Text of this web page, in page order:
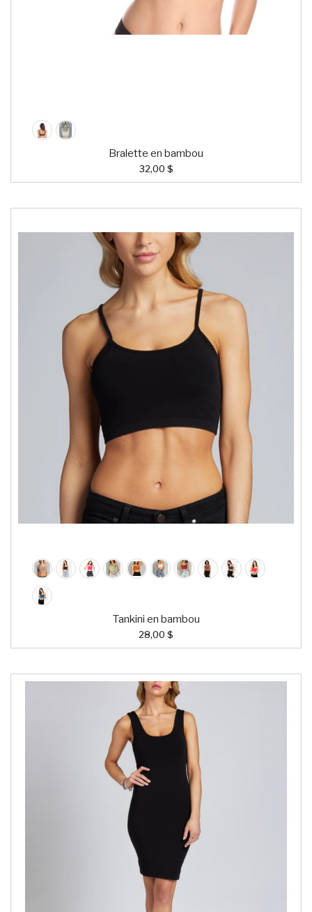
Bralette en bambou
32,00 $
Tankini en bambou
28,00 $